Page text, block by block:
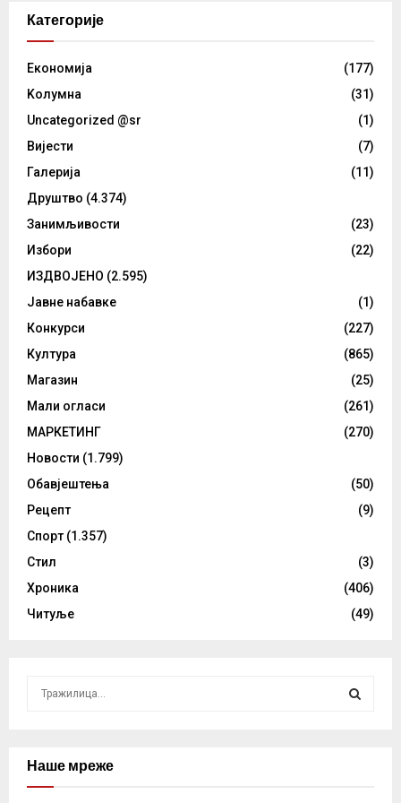
Категорије
Eкономија
(177)
Kолумнa
(31)
Uncategorized @sr
(1)
Вијести
(7)
Галерија
(11)
Друштво (4.374)
Занимљивости
(23)
Избори
(22)
ИЗДВОЈЕНО (2.595)
Јавне набавке
(1)
Конкурси
(227)
Култура
(865)
Магазин
(25)
Мали огласи
(261)
МАРКЕТИНГ
(270)
Новости (1.799)
Обавјештења
(50)
Рецепт
(9)
Спорт (1.357)
Стил
(3)
Хроника
(406)
Читуље
(49)
cНаше мреже